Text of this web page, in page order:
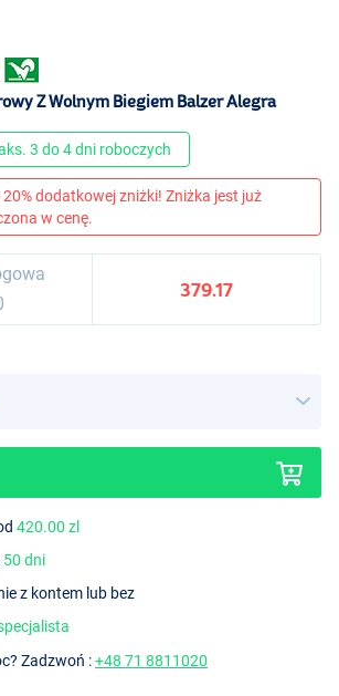
Z Wolnym Biegiem Balzer Alegra
3 do 4 dni roboczych
dodatkowej zniżki! Zniżka jest już
w cenę.
379.17
420.00 zl
50 dni
z kontem lub bez
Zadzwoń :+48 71 8811020